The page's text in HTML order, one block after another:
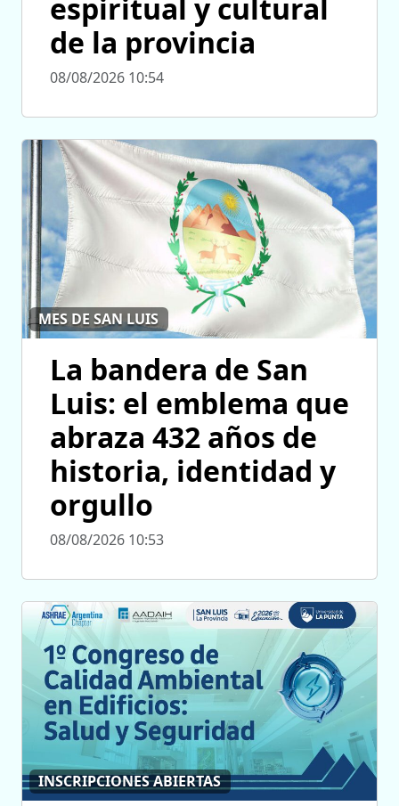
espiritual y cultural
de la provincia
08/08/2026 10:54
MES DE SAN LUIS
La bandera de San
Luis: el emblema que
abraza 432 años de
historia, identidad y
orgullo
08/08/2026 10:53
INSCRIPCIONES ABIERTAS